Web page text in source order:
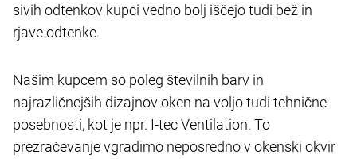
sivih odtenkov kupci vedno bolj iščejo tudi bež in
rjave odtenke.
Našim kupcem so poleg številnih barv in
najrazličnejših dizajnov oken na voljo tudi tehnične
posebnosti, kot je npr. I-tec Ventilation. To
prezračevanje vgradimo neposredno v okenski okvir